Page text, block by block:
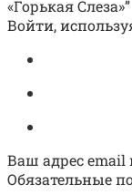
«Горькая Слеза»”
Войти,
Ваш адрес email
Обязательные